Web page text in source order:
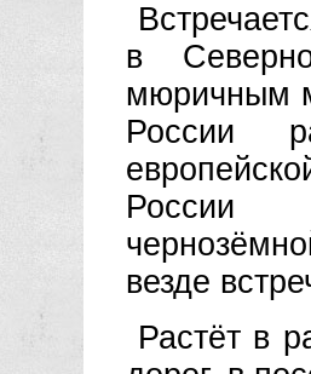
в
мюричным
России
России
везде
Растёт в